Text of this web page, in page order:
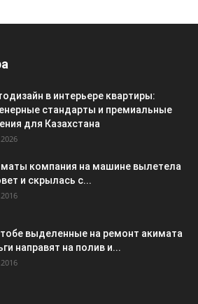
в интерьере квартиры:
стандарты и премиальные
для Казахстана
компания на машине вылетела
и скрылась с...
выделенные на ремонт акимата
направят на полив и...